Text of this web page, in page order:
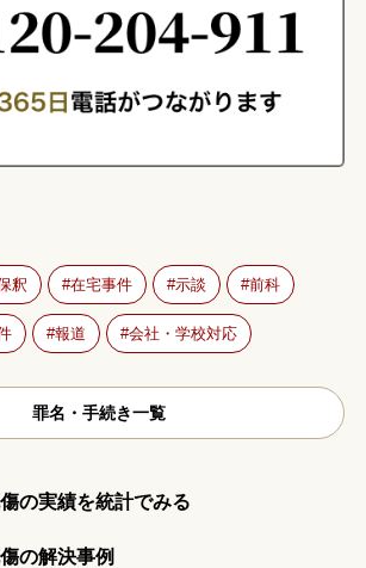
釈 在宅事件 示談 前科
報道 会社・学校対応
罪名・手続き一覧
の実績を統計でみる
の解決事例